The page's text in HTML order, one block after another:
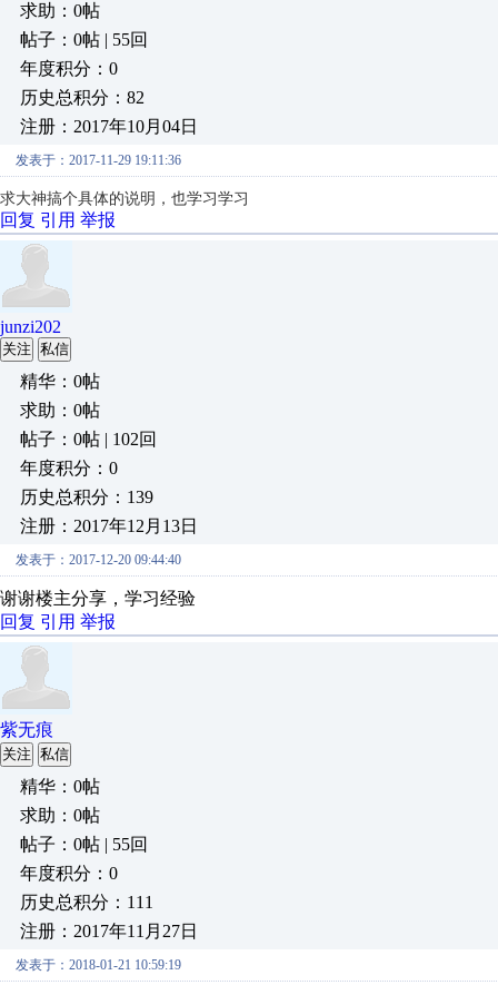
求助：0帖
帖子：0帖 | 55回
年度积分：0
历史总积分：82
注册：2017年10月04日
发表于：2017-11-29 19:11:36
求大神搞个具体的说明，也学习学习
回复 引用 举报
junzi202
关注 私信
精华：0帖
求助：0帖
帖子：0帖 | 102回
年度积分：0
历史总积分：139
注册：2017年12月13日
发表于：2017-12-20 09:44:40
谢谢楼主分享，学习经验
回复 引用 举报
紫无痕
关注 私信
精华：0帖
求助：0帖
帖子：0帖 | 55回
年度积分：0
历史总积分：111
注册：2017年11月27日
发表于：2018-01-21 10:59:19